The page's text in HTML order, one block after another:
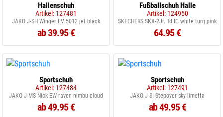
Hallenschuh
Artikel: 127481
JAKO J-SH Winger EV 5012 jet black
ab 39.95 €
Fußballschuh Halle
Artikel: 124950
SKECHERS SKX-2Jr. Td.IC white turq pink
64.95 €
Sportschuh
Artikel: 127484
JAKO J-MS Nick EW raven nimbu cloud
ab 49.95 €
Sportschuh
Artikel: 127491
JAKO J-SI Stepover sky limetta
ab 49.95 €